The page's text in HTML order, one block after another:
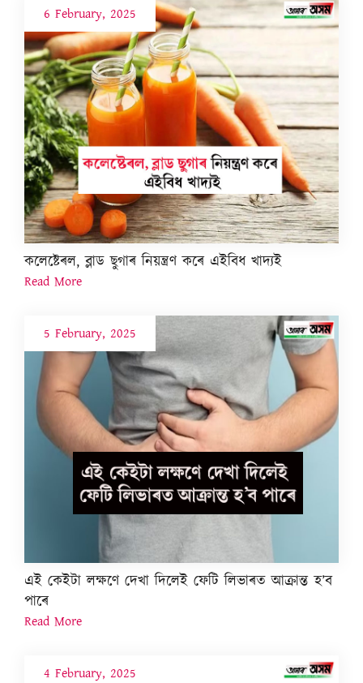
6 February, 2025
কলেষ্টেৰল, ব্লাড ছুগাৰ নিয়ন্ত্ৰণ কৰে এইবিধ খাদ্যই
Read More
5 February, 2025
এই কেইটা লক্ষণে দেখা দিলেই ফেটি লিভাৰত আক্ৰান্ত হ’ব
পাৰে
Read More
4 February, 2025